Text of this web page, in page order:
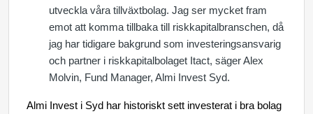
utveckla våra tillväxtbolag. Jag ser mycket fram
emot att komma tillbaka till riskkapitalbranschen, då
jag har tidigare bakgrund som investeringsansvarig
och partner i riskkapitalbolaget Itact, säger Alex
Molvin, Fund Manager, Almi Invest Syd.
Almi Invest i Syd har historiskt sett investerat i bra bolag